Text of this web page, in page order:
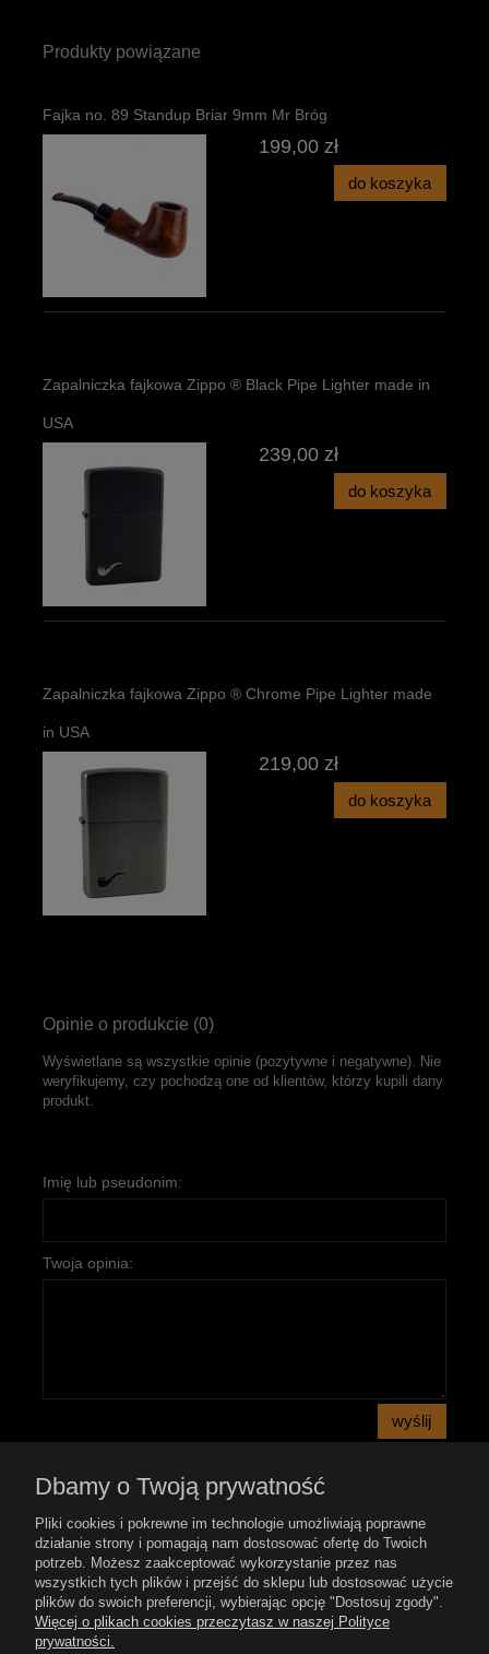
Produkty powiązane
Fajka no. 89 Standup Briar 9mm Mr Bróg
199,00 zł
do koszyka
Zapalniczka fajkowa Zippo ® Black Pipe Lighter made in
USA
239,00 zł
do koszyka
Zapalniczka fajkowa Zippo ® Chrome Pipe Lighter made
in USA
219,00 zł
do koszyka
Opinie o produkcie (0)
Wyświetlane są wszystkie opinie (pozytywne i negatywne). Nie
weryfikujemy, czy pochodzą one od klientów, którzy kupili dany
produkt.
Imię lub pseudonim:
Twoja opinia:
wyślij
Pomoc
Płatność i dostawa
Moje konto
Dbamy o Twoją prywatność
Pliki cookies i pokrewne im technologie umożliwiają poprawne
działanie strony i pomagają nam dostosować ofertę do Twoich
potrzeb. Możesz zaakceptować wykorzystanie przez nas
wszystkich tych plików i przejść do sklepu lub dostosować użycie
plików do swoich preferencji, wybierając opcję "Dostosuj zgody".
Więcej o plikach cookies przeczytasz w naszej Polityce
prywatności.